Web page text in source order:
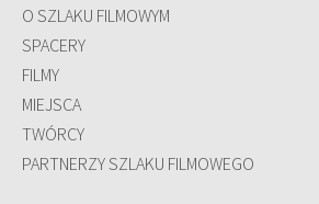
O SZLAKU FILMOWYM
SPACERY
FILMY
MIEJSCA
TWÓRCY
PARTNERZY SZLAKU FILMOWEGO